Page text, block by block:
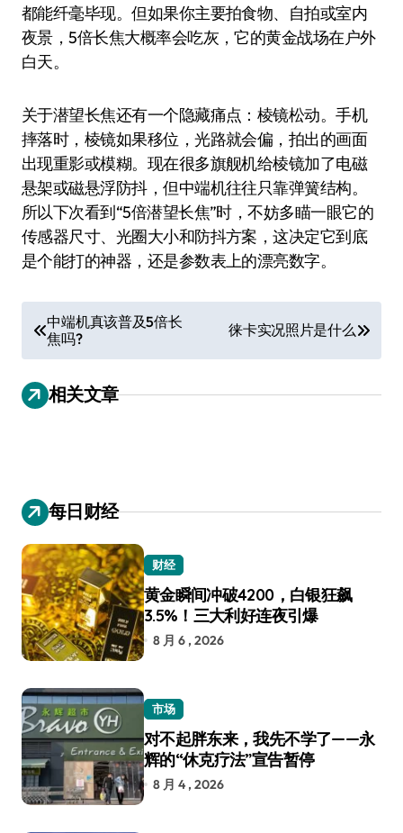
都能纤毫毕现。但如果你主要拍食物、自拍或室内
夜景，5倍长焦大概率会吃灰，它的黄金战场在户外
白天。
关于潜望长焦还有一个隐藏痛点：棱镜松动。手机
摔落时，棱镜如果移位，光路就会偏，拍出的画面
出现重影或模糊。现在很多旗舰机给棱镜加了电磁
悬架或磁悬浮防抖，但中端机往往只靠弹簧结构。
所以下次看到“5倍潜望长焦”时，不妨多瞄一眼它的
传感器尺寸、光圈大小和防抖方案，这决定它到底
是个能打的神器，还是参数表上的漂亮数字。
章
导
航
中端机真该普及5倍长
焦吗?
徕卡实况照片是什么
相关文章
每日财经
财经
黄金瞬间冲破4200，白银狂飙
3.5%！三大利好连夜引爆
8 月 6 , 2026
市场
对不起胖东来，我先不学了——永
辉的“休克疗法”宣告暂停
8 月 4 , 2026